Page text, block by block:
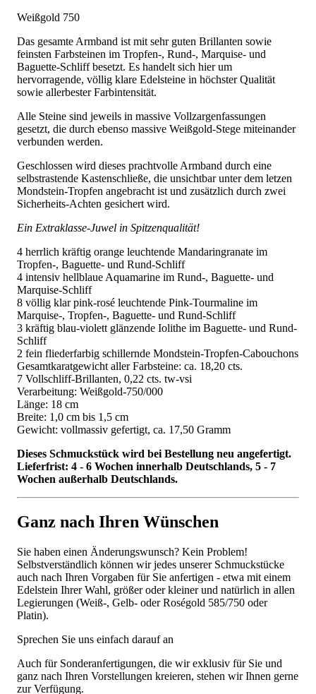
Weißgold 750
Das gesamte Armband ist mit sehr guten Brillanten sowie
feinsten Farbsteinen im Tropfen-, Rund-, Marquise- und
Baguette-Schliff besetzt. Es handelt sich hier um
hervorragende, völlig klare Edelsteine in höchster Qualität
sowie allerbester Farbintensität.
Alle Steine sind jeweils in massive Vollzargenfassungen
gesetzt, die durch ebenso massive Weißgold-Stege miteinander
verbunden werden.
Geschlossen wird dieses prachtvolle Armband durch eine
selbstrastende Kastenschließe, die unsichtbar unter dem letzen
Mondstein-Tropfen angebracht ist und zusätzlich durch zwei
Sicherheits-Achten gesichert wird.
Ein Extraklasse-Juwel in Spitzenqualität!
4 herrlich kräftig orange leuchtende Mandaringranate im
Tropfen-, Baguette- und Rund-Schliff
4 intensiv hellblaue Aquamarine im Rund-, Baguette- und
Marquise-Schliff
8 völlig klar pink-rosé leuchtende Pink-Tourmaline im
Marquise-, Tropfen-, Baguette- und Rund-Schliff
3 kräftig blau-violett glänzende Iolithe im Baguette- und Rund-
Schliff
2 fein fliederfarbig schillernde Mondstein-Tropfen-Cabouchons
Gesamtkaratgewicht aller Farbsteine: ca. 18,20 cts.
7 Vollschliff-Brillanten, 0,22 cts. tw-vsi
Verarbeitung: Weißgold-750/000
Länge: 18 cm
Breite: 1,0 cm bis 1,5 cm
Gewicht: vollmassiv gefertigt, ca. 17,50 Gramm
Dieses Schmuckstück wird bei Bestellung neu angefertigt.
Lieferfrist: 4 - 6 Wochen innerhalb Deutschlands, 5 - 7
Wochen außerhalb Deutschlands.
Ganz nach Ihren Wünschen
Sie haben einen Änderungswunsch? Kein Problem!
Selbstverständlich können wir jedes unserer Schmuckstücke
auch nach Ihren Vorgaben für Sie anfertigen - etwa mit einem
Edelstein Ihrer Wahl, größer oder kleiner und natürlich in allen
Legierungen (Weiß-, Gelb- oder Roségold 585/750 oder
Platin).
Sprechen Sie uns einfach darauf an
Auch für Sonderanfertigungen, die wir exklusiv für Sie und
ganz nach Ihren Vorstellungen kreieren, stehen wir Ihnen gerne
zur Verfügung.